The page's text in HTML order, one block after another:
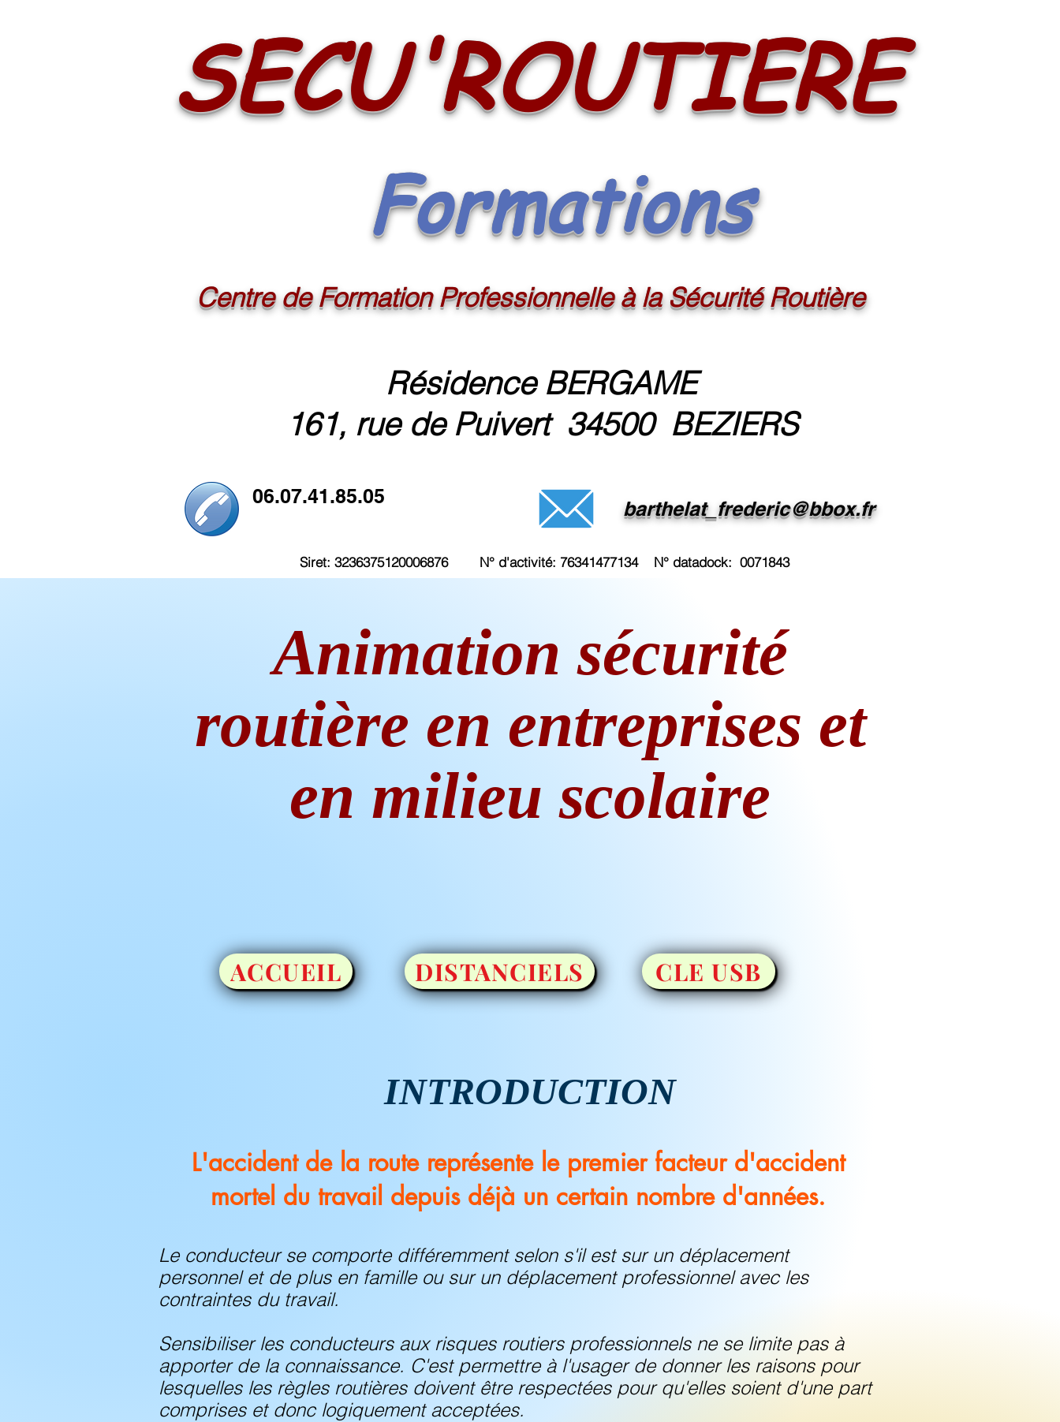
SECU'ROUTIERE
Formations
Centre de Formation Professionnelle à la Sécurité Routière
Résidence BERGAME
161, rue de Puivert 34500 BEZIERS
06.07.41.85.05
barthelat_frederic@bbox.fr
Siret: 3236375120006876 N° d'activité: 76341477134 N° datadock: 0071843
Animation sécurité
routière en entreprises et
en milieu scolaire
ACCUEIL DISTANCIELS CLE USB
INTRODUCTION
L'accident de la route représente le premier facteur d'accident
mortel du travail depuis déjà un certain nombre d'années.
Le conducteur se comporte différemment selon s'il est sur un déplacement
personnel et de plus en famille ou sur un déplacement professionnel avec les
contraintes du travail.
Sensibiliser les conducteurs aux risques routiers professionnels ne se limite pas à
apporter de la connaissance. C'est permettre à l'usager de donner les raisons pour
lesquelles les règles routières doivent être respectées pour qu'elles soient d'une part
comprises et donc logiquement acceptées.